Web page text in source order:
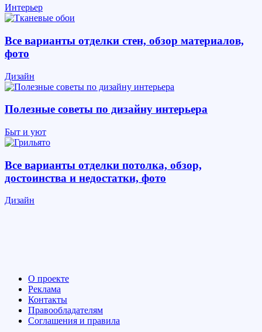
Интерьер
Все варианты отделки стен, обзор материалов,
фото
Дизайн
Полезные советы по дизайну интерьера
Быт и уют
Все варианты отделки потолка, обзор,
достоинства и недостатки, фото
Дизайн
О проекте
Реклама
Контакты
Правообладателям
Соглашения и правила